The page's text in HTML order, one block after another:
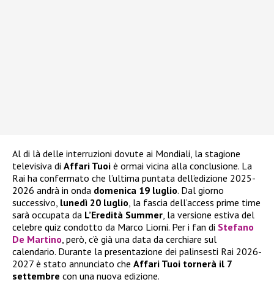
Al di là delle interruzioni dovute ai Mondiali, la stagione
televisiva di Affari Tuoi è ormai vicina alla conclusione. La
Rai ha confermato che l’ultima puntata dell’edizione 2025-
2026 andrà in onda domenica 19 luglio. Dal giorno
successivo, lunedì 20 luglio , la fascia dell’access prime time
sarà occupata da L’Eredità Summer , la versione estiva del
celebre quiz condotto da Marco Liorni. Per i fan di Stefano
De Martino , però, c’è già una data da cerchiare sul
calendario. Durante la presentazione dei palinsesti Rai 2026-
2027 è stato annunciato che Affari Tuoi tornerà il 7
settembre con una nuova edizione.